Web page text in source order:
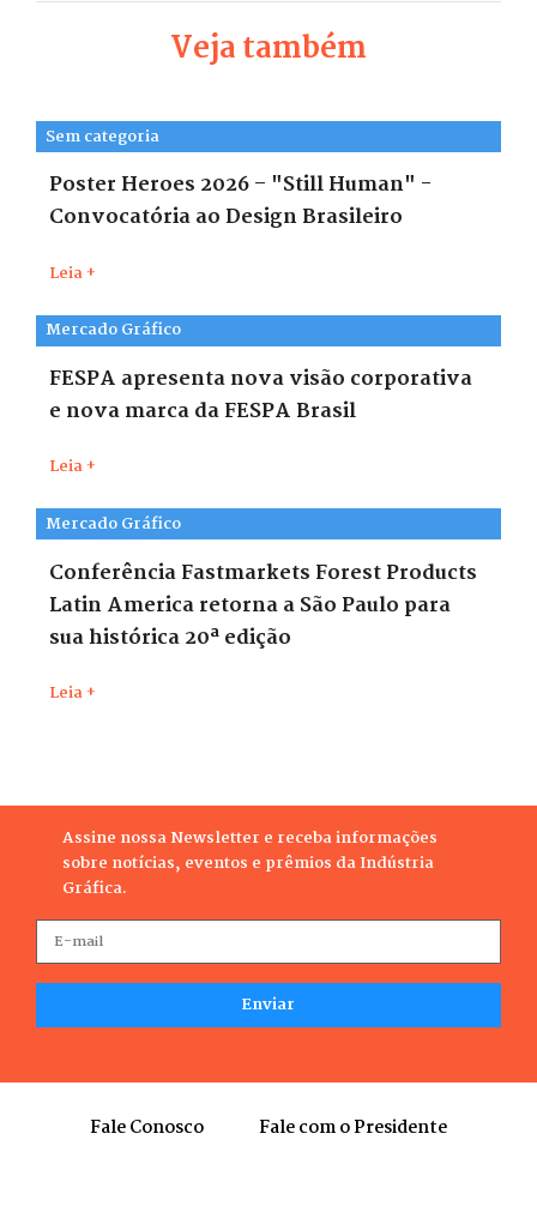
Veja também
Sem categoria
Poster Heroes 2026 – "Still Human" -
Convocatória ao Design Brasileiro
Leia +
Mercado Gráfico
FESPA apresenta nova visão corporativa
e nova marca da FESPA Brasil
Leia +
Mercado Gráfico
Conferência Fastmarkets Forest Products
Latin America retorna a São Paulo para
sua histórica 20ª edição
Leia +
Assine nossa Newsletter e receba informações
sobre notícias, eventos e prêmios da Indústria
Gráfica.
Fale Conosco Fale com o Presidente